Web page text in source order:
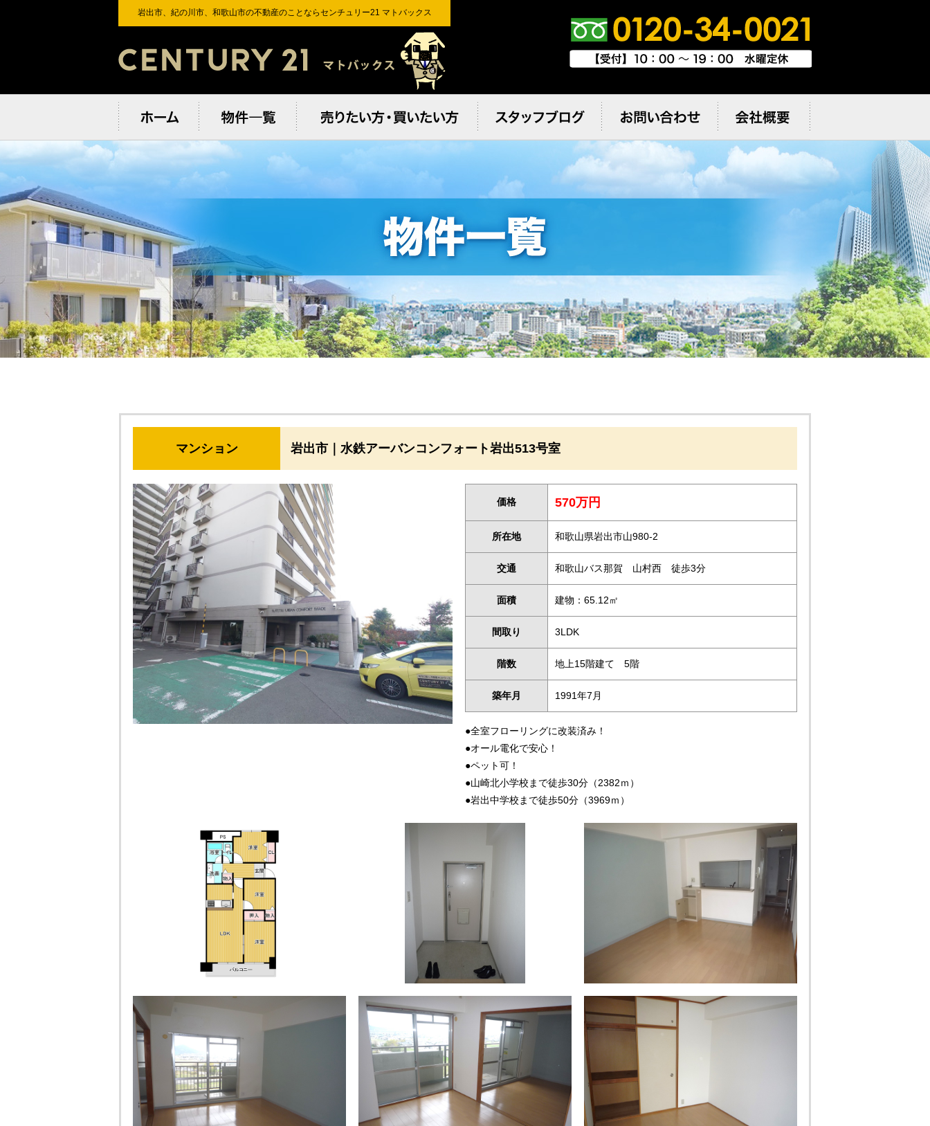
岩出市、紀の川市、和歌⼭市の不動産のことならセンチュリー21 マトバックス
マンション 岩出市｜水鉄アーバンコンフォート岩出513号室
価格 570万円
所在地 和歌山県岩出市山980-2
交通 和歌山バス那賀 山村西 徒歩3分
面積 建物：65.12㎡
間取り 3LDK
階数 地上15階建て 5階
築年月 1991年7月
●全室フローリングに改装済み！
●オール電化で安心！
●ペット可！
●山崎北小学校まで徒歩30分（2382ｍ）
●岩出中学校まで徒歩50分（3969ｍ）